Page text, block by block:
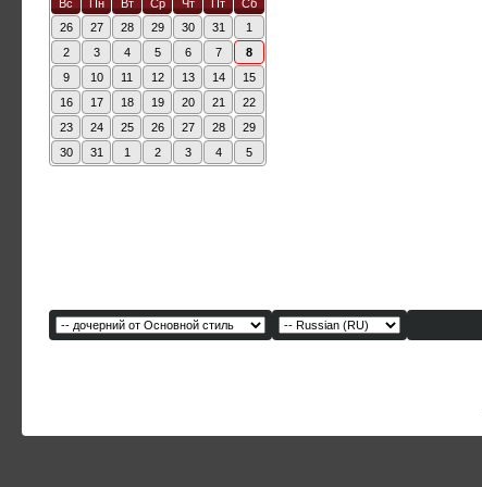
Вс
Пн Вт Ср Чт Пт
Сб
26
27 28 29 30 31
1
2
3 4 5 6 7
8
9
10 11 12 13 14
15
16
17 18 19 20 21
22
23
24 25 26 27 28
29
30
31 1 2 3 4 5